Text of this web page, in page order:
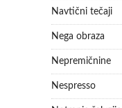
Navtični tečaji
Nega obraza
Nepremičnine
Nespresso